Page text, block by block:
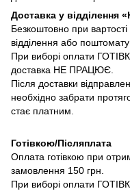
Доставка у відділення
Безкоштовно при
відділення або
При виборі оплати
доставка НЕ ПРАЦЮЄ.
Після доставки
необхідно забрати
стає платним.
Готівкою/Післяплата
Оплата готівкою при
замовлення 150 грн.
При виборі оплати